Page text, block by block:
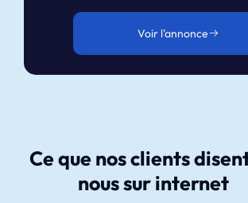
Voir l'annonce
Ce que nos clients
nous sur internet